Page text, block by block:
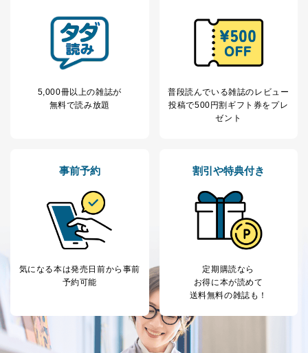
5,000冊以上の雑誌が
無料で読み放題
普段読んでいる雑誌のレビュー
投稿で500円割ギフト券をプレ
ゼント
事前予約
気になる本は発売日前から事前
予約可能
割引や特典付き
定期購読なら
お得に本が読めて
送料無料の雑誌も！